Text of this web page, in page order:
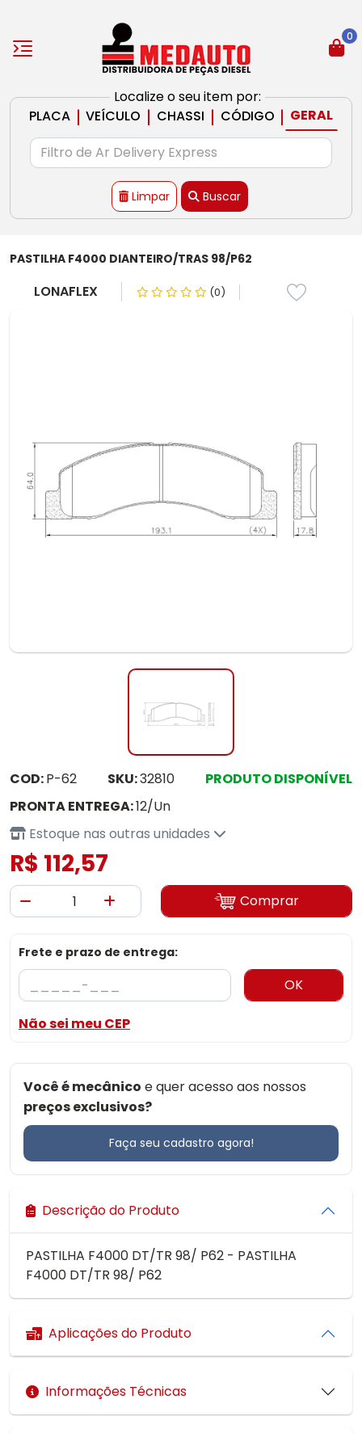
Localize o seu item por:
PLACA | VEÍCULO | CHASSI | CÓDIGO | GERAL
Limpar Buscar
0
PASTILHA F4000 DIANTEIRO/TRAS 98/P62
LONAFLEX (0)
COD:P-62 SKU:32810
PRODUTO DISPONÍVEL
PRONTA ENTREGA:12/Un
Estoque nas outras unidades
R$ 112,57
Comprar
Frete e prazo de entrega:
OK
Não sei meu CEP
Você é mecânico e quer acesso aos nossos
preços exclusivos?
Faça seu cadastro agora!
Descrição do Produto
PASTILHA F4000 DT/TR 98/ P62 - PASTILHA
F4000 DT/TR 98/ P62
Aplicações do Produto
Informações Técnicas